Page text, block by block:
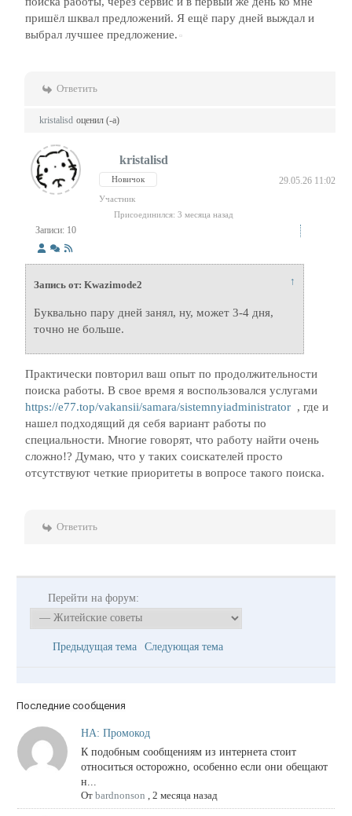
пришёл шквал предложений. Я ещё пару дней выждал и
выбрал лучшее предложение.
Ответить
kristalisd оценил (-а)
Записи: 10
kristalisd
Новичок 29.05.26 11:02
Участник
Присоединился: 3 месяца назад
Запись от: Kwazimode2 ↑
Буквально пару дней занял, ну, может 3-4 дня,
точно не больше.
Практически повторил ваш опыт по продолжительности
поиска работы. В свое время я воспользовался услугами
https://e77.top/vakansii/samara/sistemnyiadministrator , где и
нашел подходящий дя себя вариант работы по
специальности. Многие говорят, что работу найти очень
сложно!? Думаю, что у таких соискателей просто
отсутствуют четкие приоритеты в вопросе такого поиска.
Ответить
Перейти на форум:
Предыдущая тема Следующая тема
Последние сообщения
НА: Промокод
К подобным сообщениям из интернета стоит
относиться осторожно, особенно если они обещают
н...
От bardnonson , 2 месяца назад